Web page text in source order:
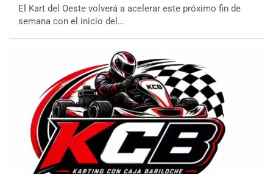
El Kart del Oeste volverá a acelerar este próximo fin de
semana con el inicio del…